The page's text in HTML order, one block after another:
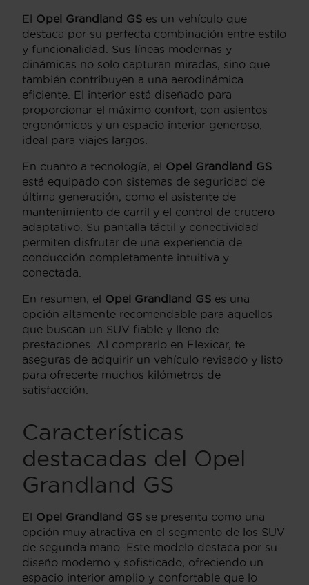
El Opel Grandland GS es un vehículo que
destaca por su perfecta combinación entre estilo
y funcionalidad. Sus líneas modernas y
dinámicas no solo capturan miradas, sino que
también contribuyen a una aerodinámica
eficiente. El interior está diseñado para
proporcionar el máximo confort, con asientos
ergonómicos y un espacio interior generoso,
ideal para viajes largos.
En cuanto a tecnología, el Opel Grandland GS
está equipado con sistemas de seguridad de
última generación, como el asistente de
mantenimiento de carril y el control de crucero
adaptativo. Su pantalla táctil y conectividad
permiten disfrutar de una experiencia de
conducción completamente intuitiva y
conectada.
En resumen, el Opel Grandland GS es una
opción altamente recomendable para aquellos
que buscan un SUV fiable y lleno de
prestaciones. Al comprarlo en Flexicar, te
aseguras de adquirir un vehículo revisado y listo
para ofrecerte muchos kilómetros de
satisfacción.
Características
destacadas del Opel
Grandland GS
El Opel Grandland GS se presenta como una
opción muy atractiva en el segmento de los SUV
de segunda mano. Este modelo destaca por su
diseño moderno y sofisticado, ofreciendo un
espacio interior amplio y confortable que lo